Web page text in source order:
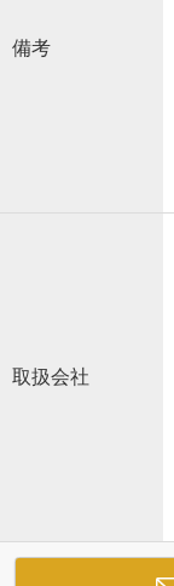
備考
取扱会社